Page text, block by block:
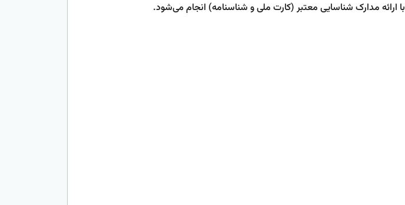
با ارائه مدارک شناسایی معتبر (کارت ملی و شناسنامه) انجام می‌شود.